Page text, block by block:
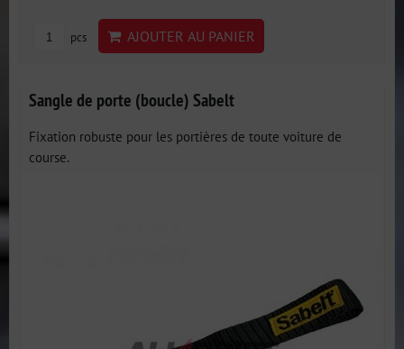
pcs AJOUTER AU PANIER
Sangle de porte (boucle) Sabelt
Fixation robuste pour les portières de toute voiture de
course.